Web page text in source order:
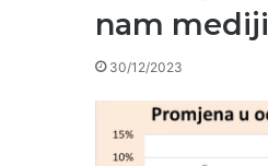
nam
30/12/2023